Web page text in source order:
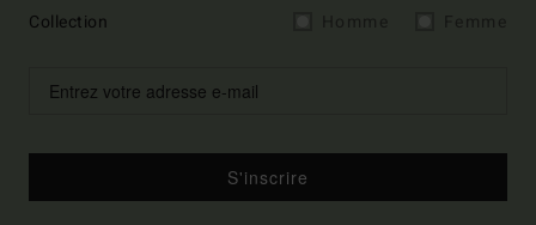
Collection
S'inscrire